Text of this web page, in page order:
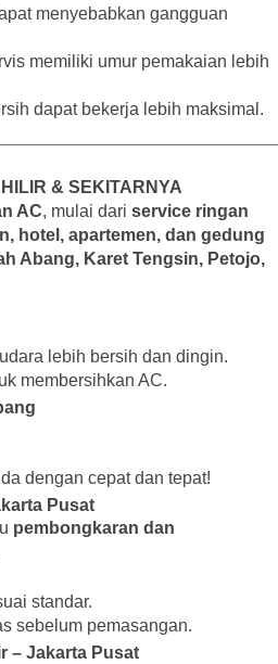
menyebabkan gangguan
memiliki umur pemakaian lebih
dapat bekerja lebih maksimal.
& SEKITARNYA
AC, mulai dari service ringan
hotel, apartemen, dan gedung
Abang, Karet Tengsin, Petojo,
lebih bersih dan dingin.
membersihkan AC.
dengan cepat dan tepat!
Pusat
pembongkaran dan
standar.
sebelum pemasangan.
– Jakarta Pusat